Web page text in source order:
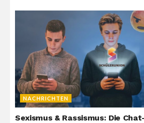
NACHRICHTEN
Sexismus & Rassismus: Die